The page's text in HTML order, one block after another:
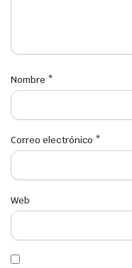
Nombre *
Correo electrónico *
Web